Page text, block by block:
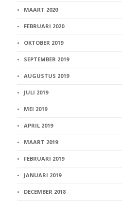
MAART 2020
FEBRUARI 2020
OKTOBER 2019
SEPTEMBER 2019
AUGUSTUS 2019
JULI 2019
MEI 2019
APRIL 2019
MAART 2019
FEBRUARI 2019
JANUARI 2019
DECEMBER 2018